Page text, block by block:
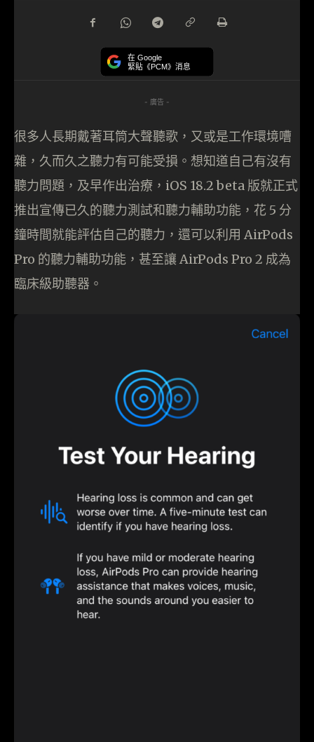
在 Google
緊貼《PCM》消息
- 廣告 -
很多人長期戴著耳筒大聲聽歌，又或是工作環境嘈
雜，久而久之聽力有可能受損。想知道自己有沒有
聽力問題，及早作出治療，iOS 18.2 beta 版就正式
推出宣傳已久的聽力測試和聽力輔助功能，花 5 分
鐘時間就能評估自己的聽力，還可以利用 AirPods
Pro 的聽力輔助功能，甚至讓 AirPods Pro 2 成為
臨床級助聽器。